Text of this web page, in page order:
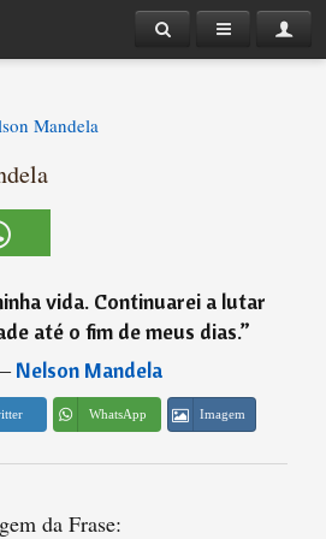
Mandela
vida. Continuarei a lutar
até o fim de meus dias.”
Nelson Mandela
WhatsApp Imagem
da Frase: